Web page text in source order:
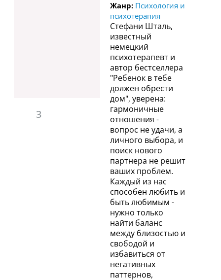
3
Жанр: Психология и
психотерапия
Стефани Шталь,
известный
немецкий
психотерапевт и
автор бестселлера
"Ребенок в тебе
должен обрести
дом", уверена:
гармоничные
отношения -
вопрос не удачи, а
личного выбора, и
поиск нового
партнера не решит
ваших проблем.
Каждый из нас
способен любить и
быть любимым -
нужно только
найти баланс
между близостью и
свободой и
избавиться от
негативных
паттернов,